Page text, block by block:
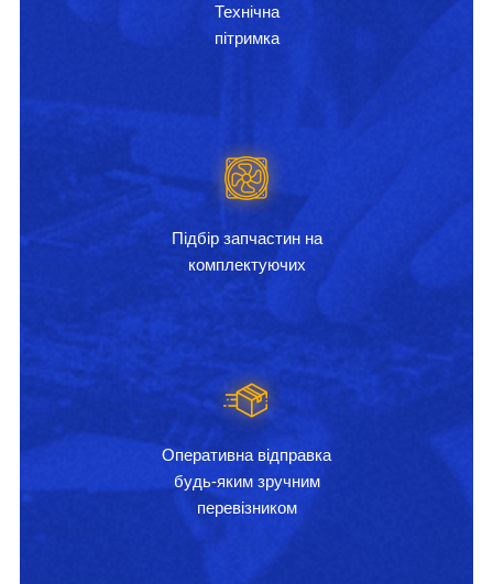
Технічна
пітримка
Підбір запчастин на
комплектуючих
Оперативна відправка
будь-яким зручним
перевізником